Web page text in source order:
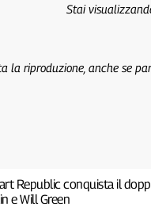
Stai
la riproduzione, anche se
Republic conquista il
e Will Green